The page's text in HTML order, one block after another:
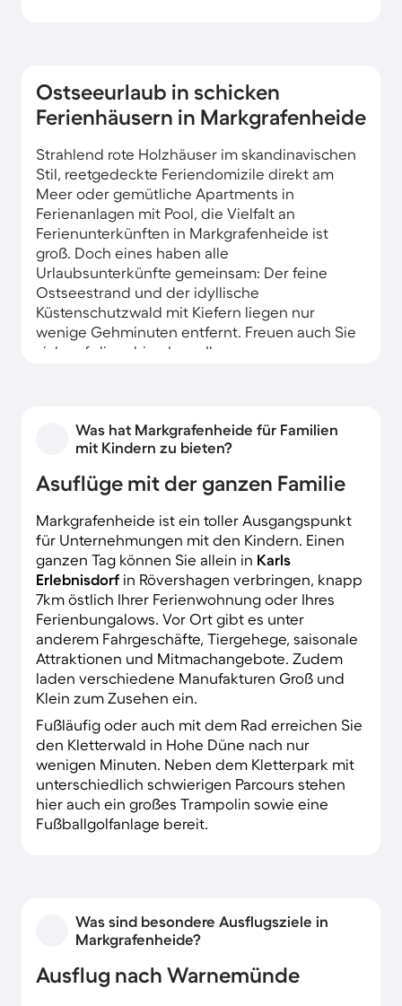
Ostseeurlaub in schicken
Ferienhäusern in Markgrafenheide
Strahlend rote Holzhäuser im skandinavischen
Stil, reetgedeckte Feriendomizile direkt am
Meer oder gemütliche Apartments in
Ferienanlagen mit Pool, die Vielfalt an
Ferienunterkünften in Markgrafenheide ist
groß. Doch eines haben alle
Urlaubsunterkünfte gemeinsam: Der feine
Ostseestrand und der idyllische
Küstenschutzwald mit Kiefern liegen nur
wenige Gehminuten entfernt. Freuen auch Sie
sich auf die ruhige Lage Ihrer
Was hat Markgrafenheide für Familien
mit Kindern zu bieten?
Asuflüge mit der ganzen Familie
Markgrafenheide ist ein toller Ausgangspunkt
für Unternehmungen mit den Kindern. Einen
ganzen Tag können Sie allein in Karls
Erlebnisdorf in Rövershagen verbringen, knapp
7km östlich Ihrer Ferienwohnung oder Ihres
Ferienbungalows. Vor Ort gibt es unter
anderem Fahrgeschäfte, Tiergehege, saisonale
Attraktionen und Mitmachangebote. Zudem
laden verschiedene Manufakturen Groß und
Klein zum Zusehen ein.
Fußläufig oder auch mit dem Rad erreichen Sie
den Kletterwald in Hohe Düne nach nur
wenigen Minuten. Neben dem Kletterpark mit
unterschiedlich schwierigen Parcours stehen
hier auch ein großes Trampolin sowie eine
Fußballgolfanlage bereit.
Was sind besondere Ausflugsziele in
Markgrafenheide?
Ausflug nach Warnemünde